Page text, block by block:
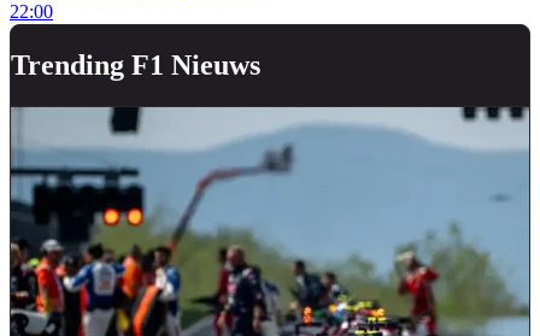
22:00
Trending F1 Nieuws